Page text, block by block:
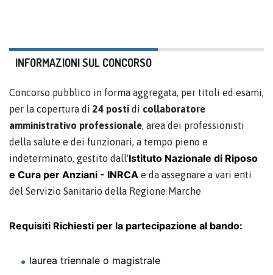
INFORMAZIONI SUL CONCORSO
Concorso pubblico in forma aggregata, per titoli ed esami,
per la copertura di 24 posti di collaboratore
amministrativo professionale, area dei professionisti
della salute e dei funzionari, a tempo pieno e
indeterminato, gestito dall'Istituto Nazionale di Riposo
e Cura per Anziani - INRCA e da assegnare a vari enti
del Servizio Sanitario della Regione Marche
Requisiti Richiesti per la partecipazione al bando:
laurea triennale o magistrale